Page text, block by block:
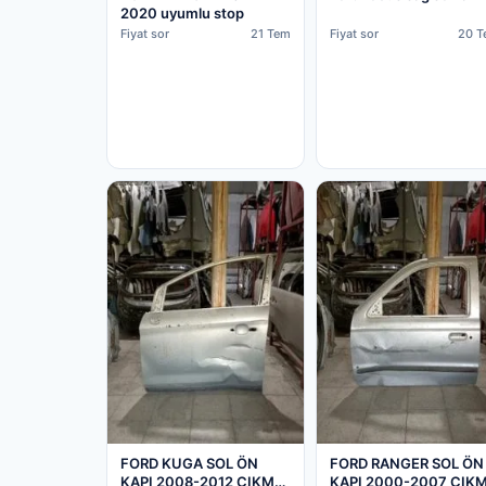
2020 uyumlu stop
Fiyat sor 21 Tem Fiyat sor 20
FORD KUGA SOL ÖN
KAPI 2008-2012 ÇIKMA
FORD RANGER SOL ÖN
KAPI 2000-2007